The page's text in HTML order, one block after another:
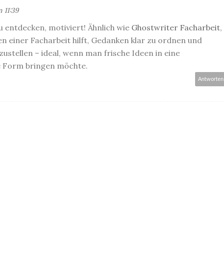
entdecken, motiviert! Ähnlich wie Ghostwriter Facharbeit,
einer Facharbeit hilft, Gedanken klar zu ordnen und
– ideal, wenn man frische Ideen in eine
Form bringen möchte.
Antworten